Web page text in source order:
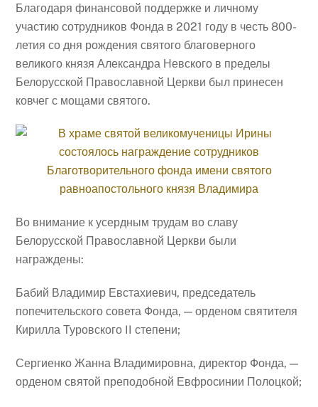
Благодаря финансовой поддержке и личному
участию сотрудников Фонда в 2021 году в честь 800-
летия со дня рождения святого благоверного
великого князя Александра Невского в пределы
Белорусской Православной Церкви был принесен
ковчег с мощами святого.
Во внимание к усердным трудам во славу
Белорусской Православной Церкви были
награждены:
Бабий Владимир Евстахиевич, председатель
попечительского совета Фонда, — орденом святителя
Кирилла Туровского II степени;
Сергиенко Жанна Владимировна, директор Фонда, —
орденом святой преподобной Евфросинии Полоцкой;